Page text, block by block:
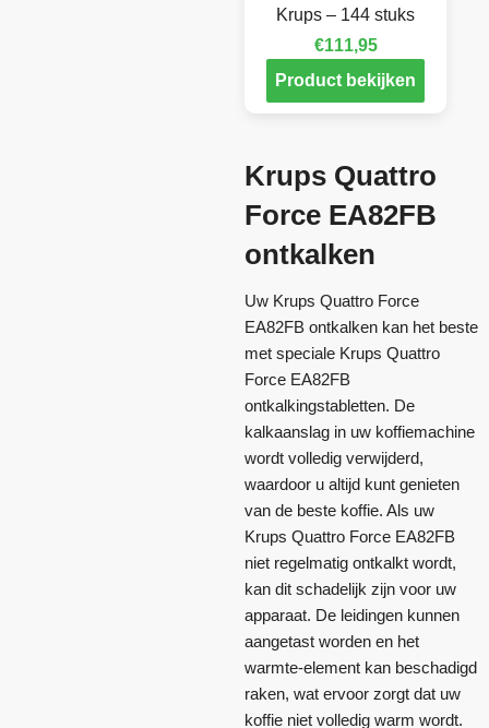
Krups – 144 stuks
€111,95
Product bekijken
Krups Quattro
Force EA82FB
ontkalken
Uw Krups Quattro Force
EA82FB ontkalken kan het beste
met speciale Krups Quattro
Force EA82FB
ontkalkingstabletten. De
kalkaanslag in uw koffiemachine
wordt volledig verwijderd,
waardoor u altijd kunt genieten
van de beste koffie. Als uw
Krups Quattro Force EA82FB
niet regelmatig ontkalkt wordt,
kan dit schadelijk zijn voor uw
apparaat. De leidingen kunnen
aangetast worden en het
warmte-element kan beschadigd
raken, wat ervoor zorgt dat uw
koffie niet volledig warm wordt.